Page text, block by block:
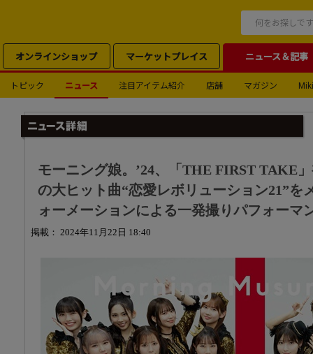
オンラインショップ マーケットプレイス ニュース＆記事
トピック ニュース 注目アイテム紹介 店舗 マガジン
モーニング娘。’24、「THE FIRST TAKE
の大ヒット曲“恋愛レボリューション21”を
ォーメーションによる一発撮りパフォーマ
掲載： 2024年11月22日 18:40